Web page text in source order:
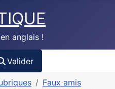
anglais !
Valider
Faux amis